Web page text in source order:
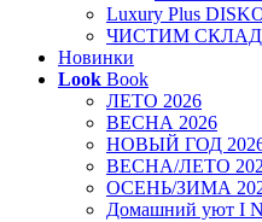
Luxury Plus
ЧИСТИМ СКЛАД
Новинки
Look Book
ЛЕТО 2026
ВЕСНА 2026
НОВЫЙ ГОД
ВЕСНА/ЛЕТО
ОСЕНЬ/ЗИМА
Домашний уют I